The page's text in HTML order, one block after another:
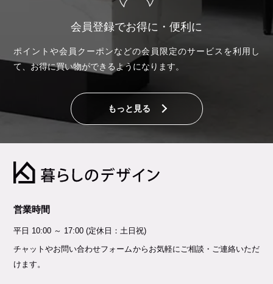
会員登録でお得に・便利に
ポイントや会員クーポンなどの会員限定のサービスを利用し
て、お得に買い物ができるようになります。
もっと見る
営業時間
平日 10:00 ～ 17:00 (定休日：土日祝)
チャットやお問い合わせフォームからお気軽にご相談・ご連絡いただ
けます。